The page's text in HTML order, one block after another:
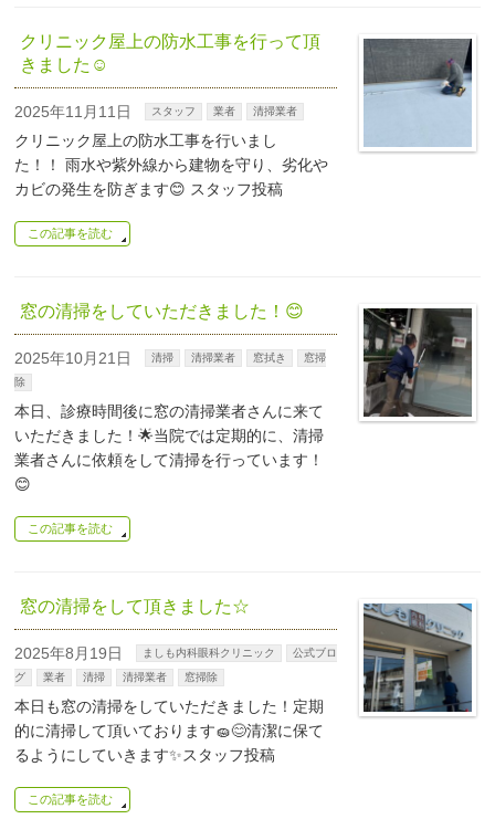
クリニック屋上の防水工事を行って頂
きました☺
2025年11月11日 スタッフ 業者 清掃業者
クリニック屋上の防水工事を行いまし
た！！ 雨水や紫外線から建物を守り、劣化や
カビの発生を防ぎます😊 スタッフ投稿
この記事を読む
窓の清掃をしていただきました！😊
2025年10月21日 清掃 清掃業者 窓拭き
窓掃
除
本日、診療時間後に窓の清掃業者さんに来て
いただきました！🌟当院では定期的に、清掃
業者さんに依頼をして清掃を行っています！
😊
この記事を読む
窓の清掃をして頂きました☆
2025年8月19日 ましも内科眼科クリニック
公式ブロ
グ
業者 清掃 清掃業者 窓掃除
本日も窓の清掃をしていただきました！定期
的に清掃して頂いております🧽😊清潔に保て
るようにしていきます✨スタッフ投稿
この記事を読む